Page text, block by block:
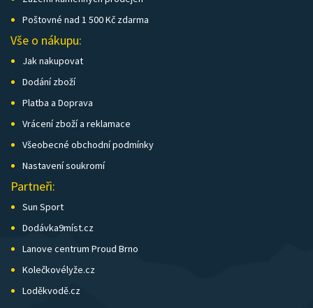
Poštovné nad 1 500 Kč zdarma
Vše o nákupu:
Jak nakupovat
Dodání zboží
Platba a Doprava
Vrácení zboží a reklamace
Všeobecné obchodní podmínky
Nastavení soukromí
Partneři:
Sun Sport
Dodávka9míst.cz
Lanove centrum Proud Brno
Kolečkovélyže.cz
Loděkvodě.cz